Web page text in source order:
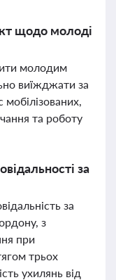
щодо молоді
молодим
виїжджати за
мобілізованих,
та роботу
за
за
з
при
трьох
ухилянь від